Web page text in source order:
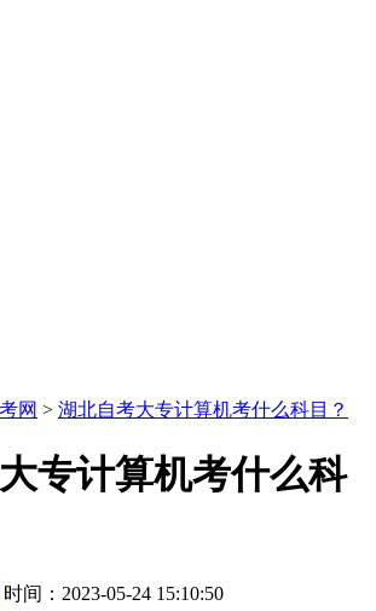
网 > 湖北自考大专计算机考什么科目？
专计算机考什么科
时间：2023-05-24 15:10:50